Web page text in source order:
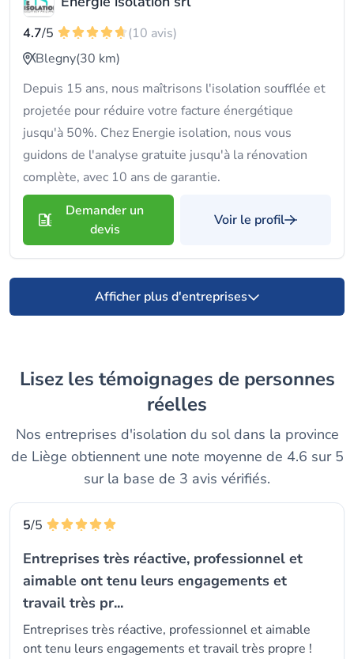
4.7/5
(10 avis)
Blegny(30 km)
Depuis 15 ans, nous maîtrisons l'isolation soufflée et
projetée pour réduire votre facture énergétique
jusqu'à 50%. Chez Energie isolation, nous vous
guidons de l'analyse gratuite jusqu'à la rénovation
complète, avec 10 ans de garantie.
Demander un
devis
Voir le profil
Afficher plus d'entreprises
Lisez les témoignages de personnes
réelles
Nos entreprises d'isolation du sol dans la province
de Liège obtiennent une note moyenne de 4.6 sur 5
sur la base de 3 avis vérifiés.
5/5
Entreprises très réactive, professionnel et
aimable ont tenu leurs engagements et
travail très pr...
Entreprises très réactive, professionnel et aimable
ont tenu leurs engagements et travail très propre !